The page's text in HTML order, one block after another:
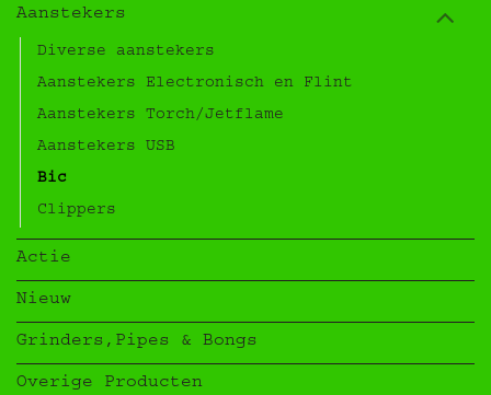
Aanstekers
Diverse aanstekers
Aanstekers Electronisch en Flint
Aanstekers Torch/Jetflame
Aanstekers USB
Bic
Clippers
Actie
Nieuw
Grinders,Pipes & Bongs
Overige Producten